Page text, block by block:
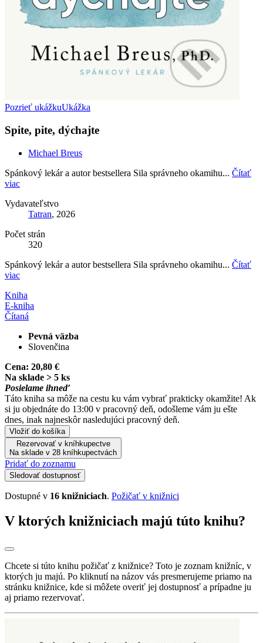
Pozrieť ukážkuUkážka
Spite, pite, dýchajte
Michael Breus
Spánkový lekár a autor bestsellera Sila správneho okamihu... Čítať
viac
Vydavateľstvo
Tatran, 2026
Počet strán
320
Spánkový lekár a autor bestsellera Sila správneho okamihu... Čítať
viac
Kniha
E-kniha
Čítaná
Pevná väzba
Slovenčina
Cena: 20,80 €
Na sklade > 5 ks
Posielame ihneď
Táto kniha sa môže na cestu ku vám vybrať prakticky okamžite! Ak
si ju objednáte do 13:00 v pracovný deň, odošleme vám ju ešte
dnes, inak najneskôr nasledujúci pracovný deň.
Vložiť do košíka
Rezervovať v kníhkupectve
Na sklade v 28 kníhkupectvách
Pridať do zoznamu
Sledovať dostupnosť
Dostupné v 16 knižniciach. Požičať v knižnici
V ktorých knižniciach majú túto knihu?
Chcete si túto knihu požičať z knižnice? Toto je zoznam knižníc, v
ktorých ju majú. Po kliknutí na názov vás presmerujeme priamo na
stránku knižnice, kde si môžete overiť jej dostupnosť a prípadne ju
aj priamo rezervovať.